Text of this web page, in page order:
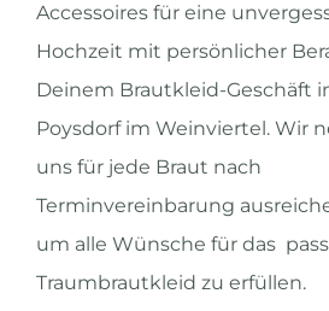
Accessoires für eine
Hochzeit mit persönlicher
Deinem Brautkleid-Geschäft
Poysdorf im Weinviertel. Wir
uns für jede Braut nach
Terminvereinbarung
um alle Wünsche für das
Traumbrautkleid zu erfüllen.